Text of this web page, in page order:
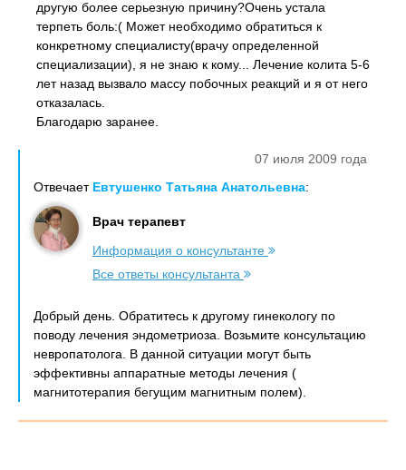
другую более серьезную причину?Очень устала
терпеть боль:( Может необходимо обратиться к
конкретному специалисту(врачу определенной
специализации), я не знаю к кому... Лечение колита 5-6
лет назад вызвало массу побочных реакций и я от него
отказалась.
Благодарю заранее.
07 июля 2009 года
Отвечает Евтушенко Татьяна Анатольевна:
Врач терапевт
Информация о консультанте
Все ответы консультанта
Добрый день. Обратитесь к другому гинекологу по
поводу лечения эндометриоза. Возьмите консультацию
невропатолога. В данной ситуации могут быть
эффективны аппаратные методы лечения (
магнитотерапия бегущим магнитным полем).